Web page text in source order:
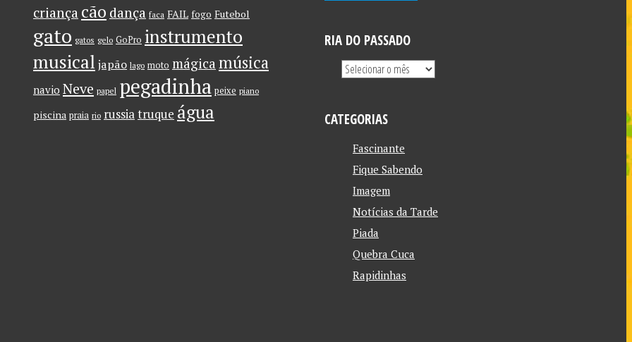
criançacão dança faca FAIL fogo Futebol
gato gatos gelo GoPro instrumento
musical japão lago moto mágica música
navio Neve papel pegadinha peixe piano
piscina praia rio russiatruque água
RIA DO PASSADO
CATEGORIAS
Fascinante
Fique Sabendo
Imagem
Notícias da Tarde
Piada
Quebra Cuca
Rapidinhas